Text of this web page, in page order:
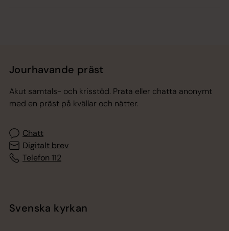
Jourhavande präst
Akut samtals- och krisstöd. Prata eller chatta anonymt
med en präst på kvällar och nätter.
Chatt
Digitalt brev
Telefon 112
Svenska kyrkan